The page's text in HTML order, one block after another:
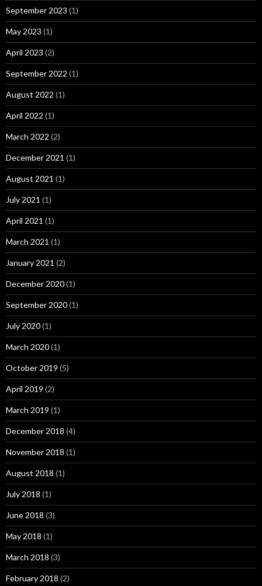
September 2023 (1)
May 2023 (1)
April 2023 (2)
September 2022 (1)
August 2022 (1)
April 2022 (1)
March 2022 (2)
December 2021 (1)
August 2021 (1)
July 2021 (1)
April 2021 (1)
March 2021 (1)
January 2021 (2)
December 2020(1)
September 2020(1)
July 2020(1)
March 2020(1)
October 2019 (5)
April 2019 (2)
March 2019 (1)
December 2018 (4)
November 2018 (1)
August 2018 (1)
July 2018 (1)
June 2018 (3)
May 2018 (1)
March 2018 (3)
February 2018 (2)